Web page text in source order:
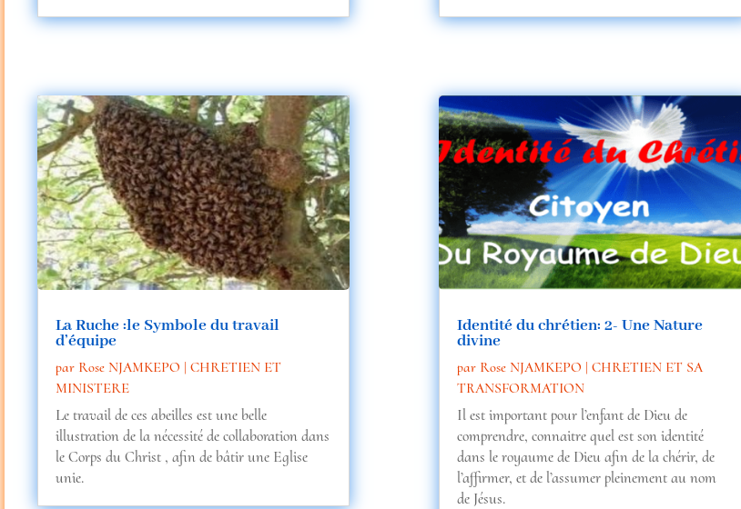
La Ruche :le Symbole du travail
d’équipe
par Rose NJAMKEPO |CHRETIEN ET
MINISTERE
Le travail de ces abeilles est une belle
illustration de la nécessité de collaboration dans
le Corps du Christ , afin de bâtir une Eglise
unie.
Identité du chrétien: 2- Une Nature
divine
par Rose NJAMKEPO | CHRETIEN ET SA
TRANSFORMATION
Il est important pour l’enfant de Dieu de
comprendre, connaitre quel est son identité
dans le royaume de Dieu afin de la chérir, de
l’affirmer, et de l’assumer pleinement au nom
de Jésus.